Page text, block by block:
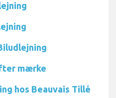
mærke
hos Beauvais Tillé